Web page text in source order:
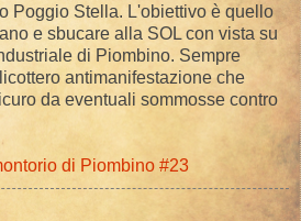
Poggio Stella. L'obiettivo è quello
e sbucare alla SOL con vista su
di Piombino. Sempre
antimanifestazione che
da eventuali sommosse contro
di Piombino #23